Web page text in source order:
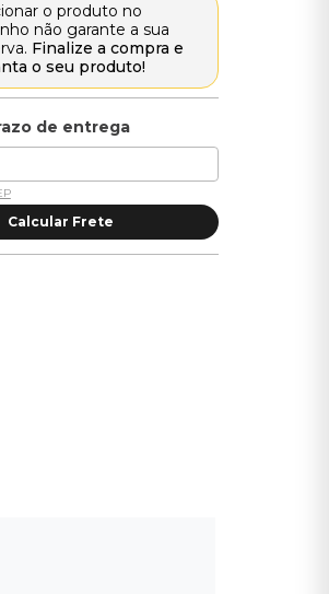
o produto no
não garante a sua
Finalize a compra e
o seu produto!